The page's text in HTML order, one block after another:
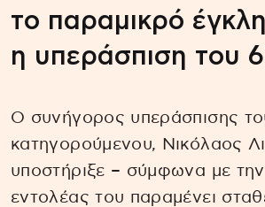
το παραμικρό
η υπεράσπιση του
Ο συνήγορος υπεράσπισης
κατηγορούμενου, Νικόλαος
υποστήριξε – σύμφωνα με
εντολέας του παραμένει